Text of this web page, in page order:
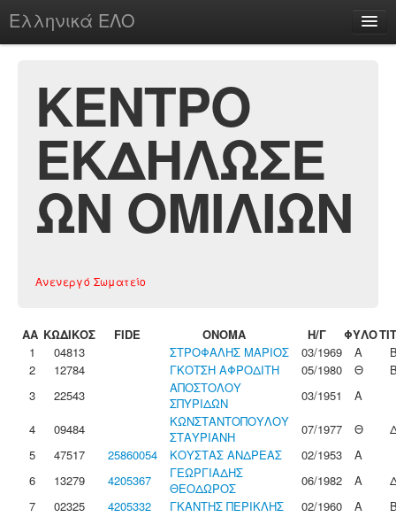
Ελληνικά ΕΛΟ
chesstu.be @ discord
Login
ΚΕΝΤΡΟ
ΕΚΔΗΛΩΣΕ
ΩΝ ΟΜΙΛΙΩΝ
Ανενεργό Σωματείο
ΑΑ ΚΩΔΙΚΟΣ FIDE ΟΝΟΜΑ Η/Γ ΦΥΛΟ
1
04813 ΣΤΡΟΦΑΛΗΣ ΜΑΡΙΟΣ 03/1969 Α
2
12784 ΓΚΟΤΣΗ ΑΦΡΟΔΙΤΗ 05/1980 Θ
3
22543
ΑΠΟΣΤΟΛΟΥ
ΣΠΥΡΙΔΩΝ
03/1951
Α
4
09484
ΚΩΝΣΤΑΝΤΟΠΟΥΛΟΥ
ΣΤΑΥΡΙΑΝΗ
07/1977 Θ
5
47517 25860054 ΚΟΥΣΤΑΣ ΑΝΔΡΕΑΣ 02/1953
Α
6
13279 4205367
ΓΕΩΡΓΙΑΔΗΣ
ΘΕΟΔΩΡΟΣ
06/1982 Α
7
02325 4205332 ΓΚΑΝΤΗΣ ΠΕΡΙΚΛΗΣ 02/1960 Α